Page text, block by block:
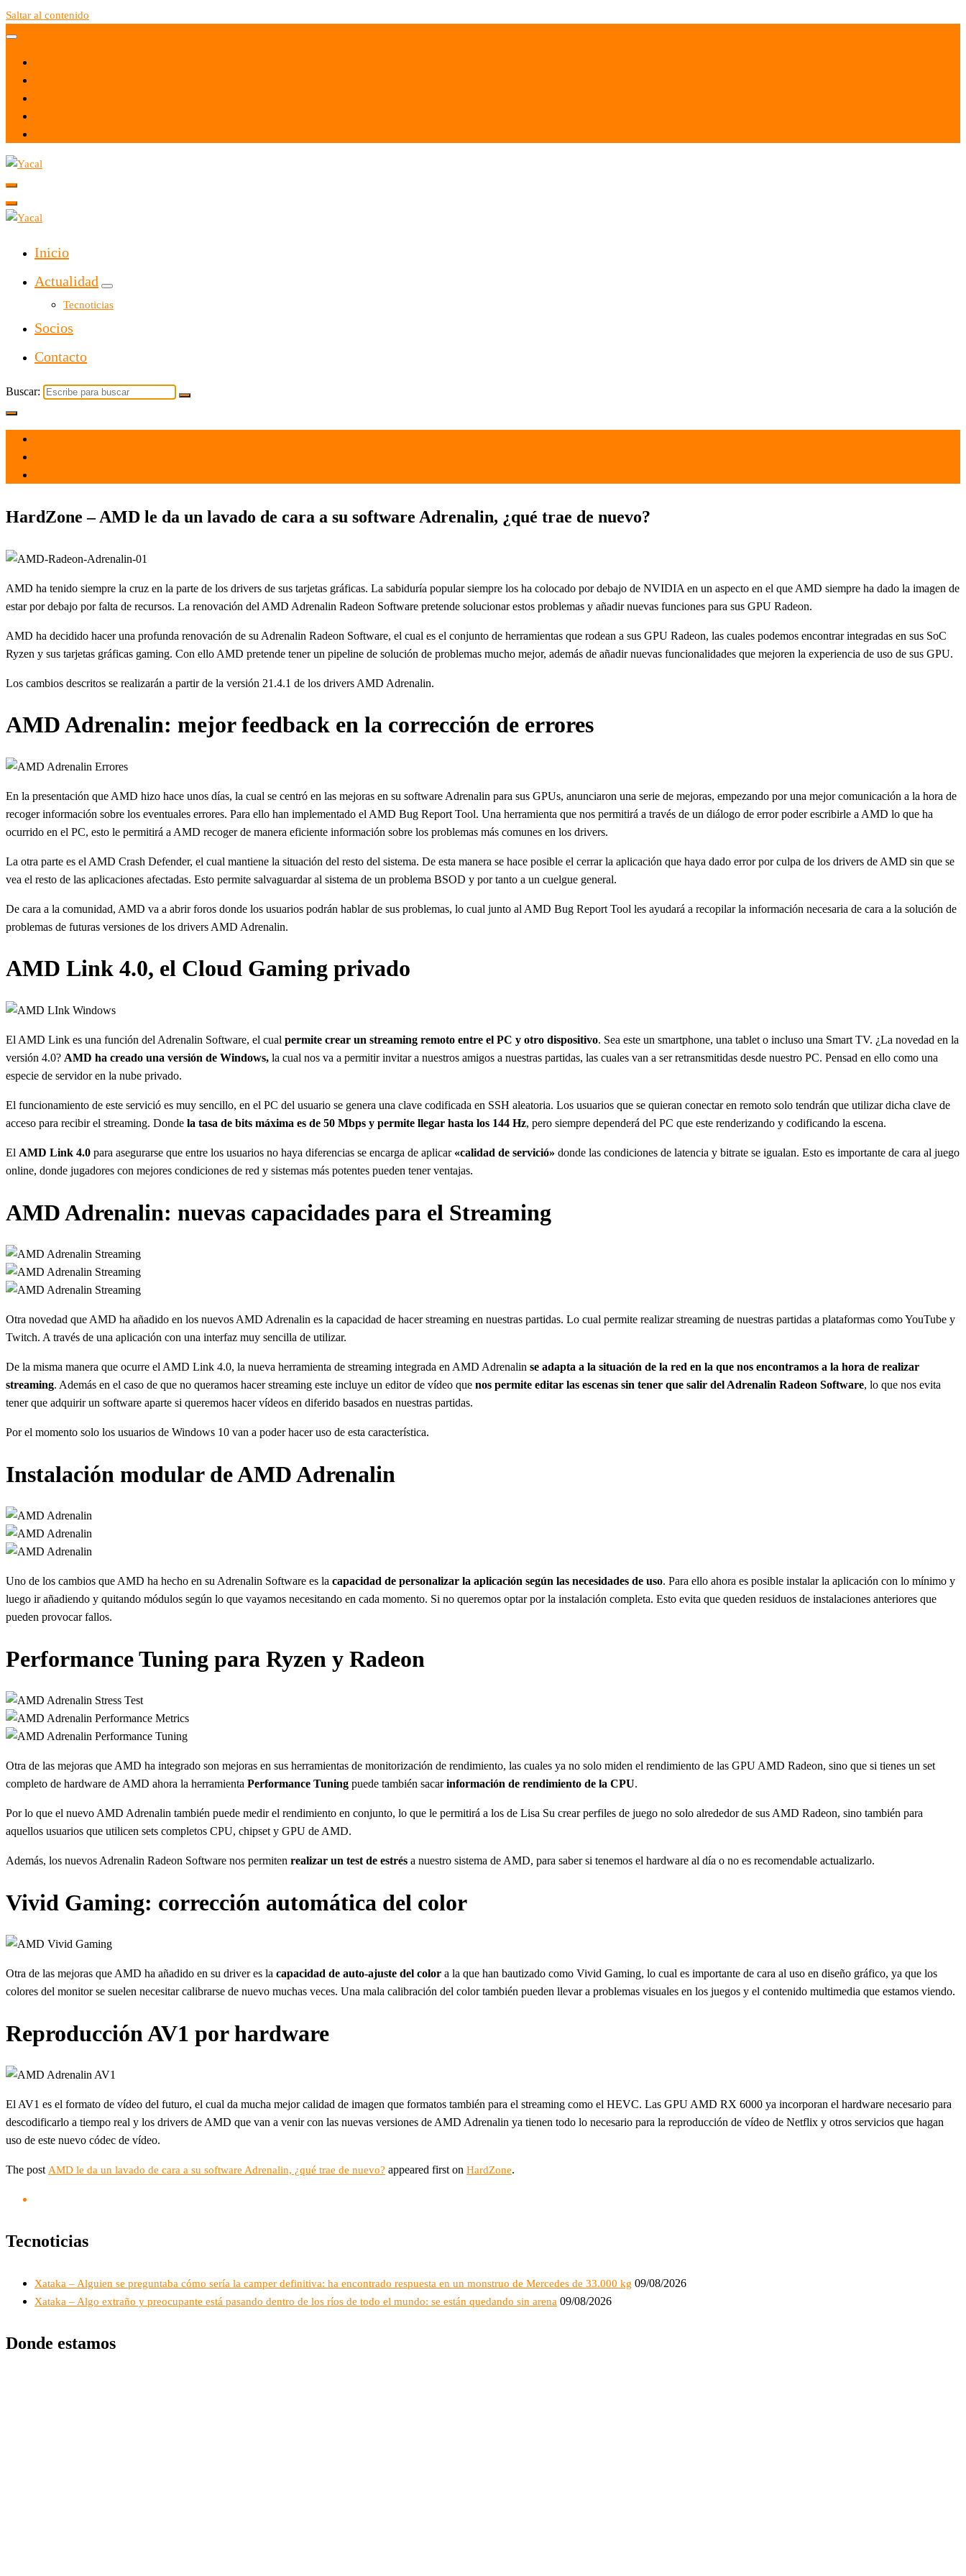
Saltar al contenido
Yacal micro hosting
Inicio
Actualidad
Tecnoticias
Socios
Contacto
Buscar:
HardZone – AMD le da un lavado de cara a su software Adrenalin, ¿qué trae de nuevo?
AMD ha tenido siempre la cruz en la parte de los drivers de sus tarjetas gráficas. La sabiduría popular siempre los ha colocado por debajo de NVIDIA en un aspecto en el que AMD siempre ha dado la imagen de
estar por debajo por falta de recursos. La renovación del AMD Adrenalin Radeon Software pretende solucionar estos problemas y añadir nuevas funciones para sus GPU Radeon.
AMD ha decidido hacer una profunda renovación de su Adrenalin Radeon Software, el cual es el conjunto de herramientas que rodean a sus GPU Radeon, las cuales podemos encontrar integradas en sus SoC
Ryzen y sus tarjetas gráficas gaming. Con ello AMD pretende tener un pipeline de solución de problemas mucho mejor, además de añadir nuevas funcionalidades que mejoren la experiencia de uso de sus GPU.
Los cambios descritos se realizarán a partir de la versión 21.4.1 de los drivers AMD Adrenalin.
AMD Adrenalin: mejor feedback en la corrección de errores
En la presentación que AMD hizo hace unos días, la cual se centró en las mejoras en su software Adrenalin para sus GPUs, anunciaron una serie de mejoras, empezando por una mejor comunicación a la hora de
recoger información sobre los eventuales errores. Para ello han implementado el AMD Bug Report Tool. Una herramienta que nos permitirá a través de un diálogo de error poder escribirle a AMD lo que ha
ocurrido en el PC, esto le permitirá a AMD recoger de manera eficiente información sobre los problemas más comunes en los drivers.
La otra parte es el AMD Crash Defender, el cual mantiene la situación del resto del sistema. De esta manera se hace posible el cerrar la aplicación que haya dado error por culpa de los drivers de AMD sin que se
vea el resto de las aplicaciones afectadas. Esto permite salvaguardar al sistema de un problema BSOD y por tanto a un cuelgue general.
De cara a la comunidad, AMD va a abrir foros donde los usuarios podrán hablar de sus problemas, lo cual junto al AMD Bug Report Tool les ayudará a recopilar la información necesaria de cara a la solución de
problemas de futuras versiones de los drivers AMD Adrenalin.
AMD Link 4.0, el Cloud Gaming privado
El AMD Link es una función del Adrenalin Software, el cual permite crear un streaming remoto entre el PC y otro dispositivo. Sea este un smartphone, una tablet o incluso una Smart TV. ¿La novedad en la
versión 4.0? AMD ha creado una versión de Windows, la cual nos va a permitir invitar a nuestros amigos a nuestras partidas, las cuales van a ser retransmitidas desde nuestro PC. Pensad en ello como una
especie de servidor en la nube privado.
El funcionamiento de este servició es muy sencillo, en el PC del usuario se genera una clave codificada en SSH aleatoria. Los usuarios que se quieran conectar en remoto solo tendrán que utilizar dicha clave de
acceso para recibir el streaming. Donde la tasa de bits máxima es de 50 Mbps y permite llegar hasta los 144 Hz, pero siempre dependerá del PC que este renderizando y codificando la escena.
El AMD Link 4.0 para asegurarse que entre los usuarios no haya diferencias se encarga de aplicar«calidad de servició» donde las condiciones de latencia y bitrate se igualan. Esto es importante de cara al juego
online, donde jugadores con mejores condiciones de red y sistemas más potentes pueden tener ventajas.
AMD Adrenalin: nuevas capacidades para el Streaming
Otra novedad que AMD ha añadido en los nuevos AMD Adrenalin es la capacidad de hacer streaming en nuestras partidas. Lo cual permite realizar streaming de nuestras partidas a plataformas como YouTube y
Twitch. A través de una aplicación con una interfaz muy sencilla de utilizar.
De la misma manera que ocurre el AMD Link 4.0, la nueva herramienta de streaming integrada en AMD Adrenalin se adapta a la situación de la red en la que nos encontramos a la hora de realizar
streaming. Además en el caso de que no queramos hacer streaming este incluye un editor de vídeo que nos permite editar las escenas sin tener que salir del Adrenalin Radeon Software, lo que nos evita
tener que adquirir un software aparte si queremos hacer vídeos en diferido basados en nuestras partidas.
Por el momento solo los usuarios de Windows 10 van a poder hacer uso de esta característica.
Instalación modular de AMD Adrenalin
Uno de los cambios que AMD ha hecho en su Adrenalin Software es la capacidad de personalizar la aplicación según las necesidades de uso. Para ello ahora es posible instalar la aplicación con lo mínimo y
luego ir añadiendo y quitando módulos según lo que vayamos necesitando en cada momento. Si no queremos optar por la instalación completa. Esto evita que queden residuos de instalaciones anteriores que
pueden provocar fallos.
Performance Tuning para Ryzen y Radeon
Otra de las mejoras que AMD ha integrado son mejoras en sus herramientas de monitorización de rendimiento, las cuales ya no solo miden el rendimiento de las GPU AMD Radeon, sino que si tienes un set
completo de hardware de AMD ahora la herramienta Performance Tuning puede también sacarinformación de rendimiento de la CPU.
Por lo que el nuevo AMD Adrenalin también puede medir el rendimiento en conjunto, lo que le permitirá a los de Lisa Su crear perfiles de juego no solo alrededor de sus AMD Radeon, sino también para
aquellos usuarios que utilicen sets completos CPU, chipset y GPU de AMD.
Además, los nuevos Adrenalin Radeon Software nos permiten realizar un test de estrés a nuestro sistema de AMD, para saber si tenemos el hardware al día o no es recomendable actualizarlo.
Vivid Gaming: corrección automática del color
Otra de las mejoras que AMD ha añadido en su driver es la capacidad de auto-ajuste del color a la que han bautizado como Vivid Gaming, lo cual es importante de cara al uso en diseño gráfico, ya que los
colores del monitor se suelen necesitar calibrarse de nuevo muchas veces. Una mala calibración del color también pueden llevar a problemas visuales en los juegos y el contenido multimedia que estamos viendo.
Reproducción AV1 por hardware
El AV1 es el formato de vídeo del futuro, el cual da mucha mejor calidad de imagen que formatos también para el streaming como el HEVC. Las GPU AMD RX 6000 ya incorporan el hardware necesario para
descodificarlo a tiempo real y los drivers de AMD que van a venir con las nuevas versiones de AMD Adrenalin ya tienen todo lo necesario para la reproducción de vídeo de Netflix y otros servicios que hagan
uso de este nuevo códec de vídeo.
The postAMD le da un lavado de cara a su software Adrenalin, ¿qué trae de nuevo? appeared first on HardZone.
Tecnoticias
Xataka – Alguien se preguntaba cómo sería la camper definitiva: ha encontrado respuesta en un monstruo de Mercedes de 33.000 kg 09/08/2026
Xataka – Algo extraño y preocupante está pasando dentro de los ríos de todo el mundo: se están quedando sin arena 09/08/2026
Donde estamos